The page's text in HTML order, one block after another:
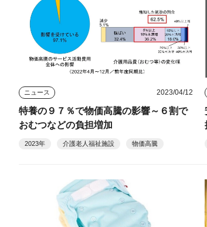
ニュース 2023/04/12
特養の９７％で物価高騰の影響～６割で
おむつなどの負担増加
2023年 介護老人福祉施設 物価高騰